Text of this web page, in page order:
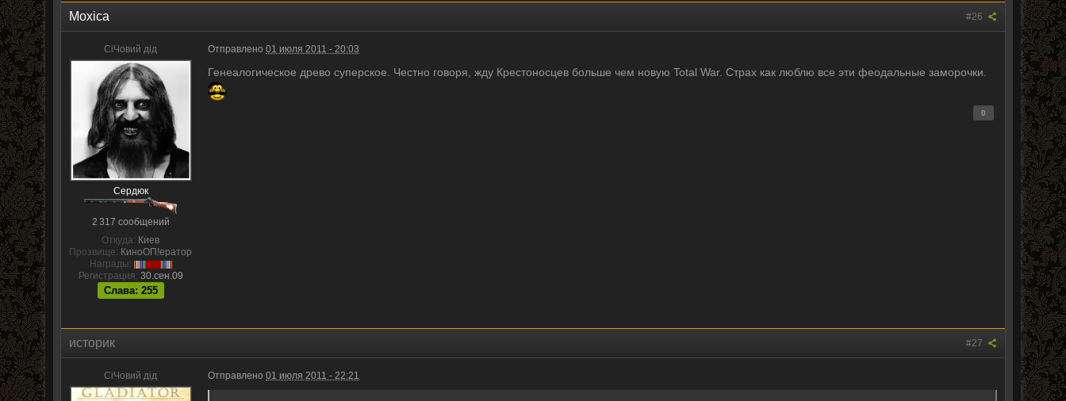
#26
Moxica
CiЧовий дiд
Сердюк
2 317 сообщений
Откуда: Киев
Прозвище: КиноОП!ератор
Награды:
Регистрация: 30.сен.09
Слава: 255
Отправлено01 июля 2011 - 20:03
Генеалогическое древо суперское. Честно говоря, жду Крестоносцев больше чем новую Total War. Страх как люблю все эти феодальные заморочки.
0
#27
историк
CiЧовий дiд Отправлено01 июля 2011 - 22:21